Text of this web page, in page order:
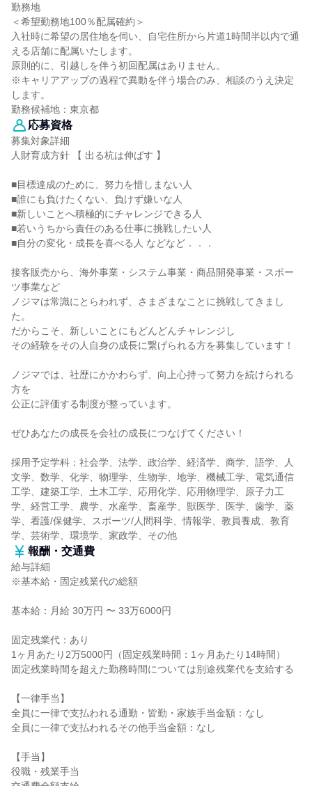
勤務地
＜希望勤務地100％配属確約＞
入社時に希望の居住地を伺い、自宅住所から片道1時間半以内で通
える店舗に配属いたします。
原則的に、引越しを伴う初回配属はありません。
※キャリアアップの過程で異動を伴う場合のみ、相談のうえ決定
します。
勤務候補地：東京都
応募資格
募集対象詳細
人財育成方針 【 出る杭は伸ばす 】
■目標達成のために、努力を惜しまない人
■誰にも負けたくない、負けず嫌いな人
■新しいことへ積極的にチャレンジできる人
■若いうちから責任のある仕事に挑戦したい人
■自分の変化・成長を喜べる人 などなど．．．
接客販売から、海外事業・システム事業・商品開発事業・スポー
ツ事業など
ノジマは常識にとらわれず、さまざまなことに挑戦してきまし
た。
だからこそ、新しいことにもどんどんチャレンジし
その経験をその人自身の成長に繋げられる方を募集しています！
ノジマでは、社歴にかかわらず、向上心持って努力を続けられる
方を
公正に評価する制度が整っています。
ぜひあなたの成長を会社の成長につなげてください！
採用予定学科：社会学、法学、政治学、経済学、商学、語学、人
文学、数学、化学、物理学、生物学、地学、機械工学、電気通信
工学、建築工学、土木工学、応用化学、応用物理学、原子力工
学、経営工学、農学、水産学、畜産学、獣医学、医学、歯学、薬
学、看護/保健学、スポーツ/人間科学、情報学、教員養成、教育
学、芸術学、環境学、家政学、その他
報酬・交通費
給与詳細
※基本給・固定残業代の総額
基本給：月給 30万円 〜 33万6000円
固定残業代：あり
1ヶ月あたり2万5000円（固定残業時間：1ヶ月あたり14時間）
固定残業時間を超えた勤務時間については別途残業代を支給する
【一律手当】
全員に一律で支払われる通勤・皆勤・家族手当金額：なし
全員に一律で支払われるその他手当金額：なし
【手当】
役職・残業手当